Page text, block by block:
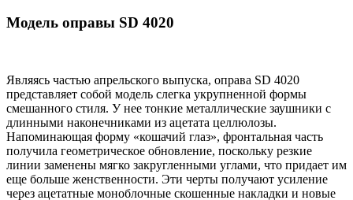
Модель оправы SD 4020
Являясь частью апрельского выпуска, оправа SD 4020
представляет собой модель слегка укрупненной формы
смешанного стиля. У нее тонкие металлические заушники с
длинными наконечниками из ацетата целлюлозы.
Напоминающая форму «кошачий глаз», фронтальная часть
получила геометрическое обновление, поскольку резкие
линии заменены мягко закругленными углами, что придает им
еще больше женственности. Эти черты получают усиление
через ацетатные моноблочные скошенные накладки и новые